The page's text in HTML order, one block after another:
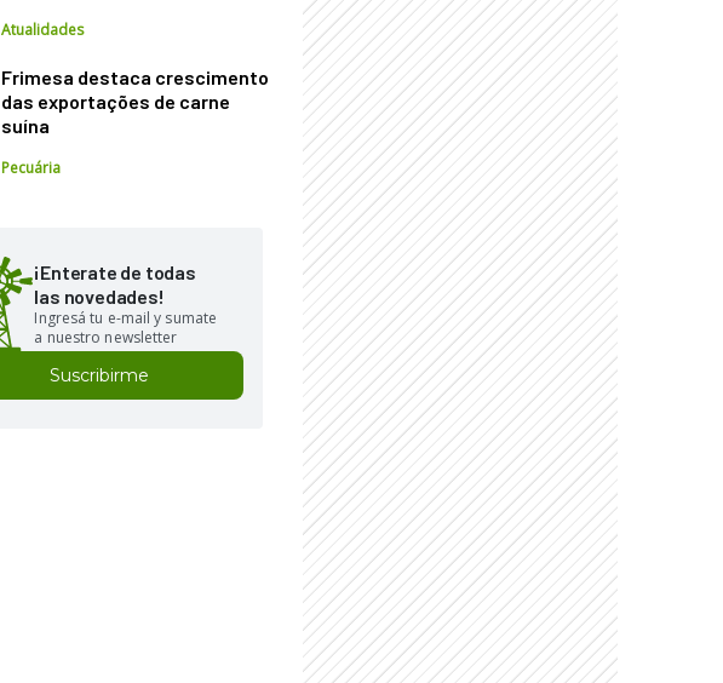
Atualidades
Frimesa destaca crescimento
das exportações de carne
suína
Pecuária
¡Enterate de todas
las novedades!
Ingresá tu e-mail y sumate
a nuestro newsletter
Suscribirme